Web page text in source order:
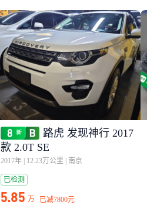
路虎 发现神行 2017
款 2.0T SE
2017年 12.23万公里 南京
已检测
5.85 万 已减7800元